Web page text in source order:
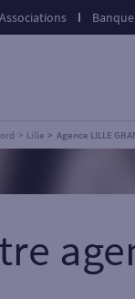
Associations
Lille Agence LILLE